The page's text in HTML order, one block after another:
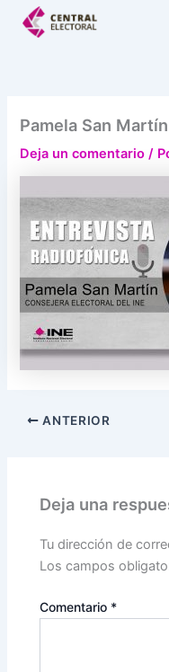
Pamela San Martín
Deja un comentario /
ANTERIOR
Deja una
Tu dirección de
Los campos
Comentario *